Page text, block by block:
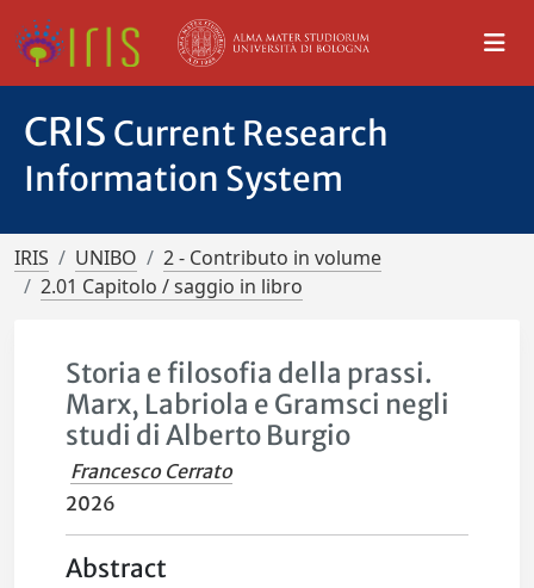
CRIS Current Research
Information System
IRIS UNIBO
2 - Contributo in volume
2.01 Capitolo / saggio in libro
Storia e filosofia della prassi.
Marx, Labriola e Gramsci negli
studi di Alberto Burgio
Francesco Cerrato
2026
Abstract